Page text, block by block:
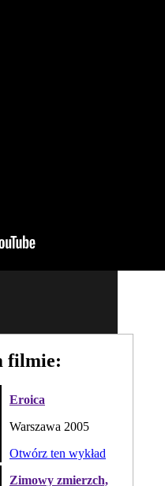
filmie:
Eroica
Warszawa 2005
Otwórz ten wykład
Zimowy zmierzch,